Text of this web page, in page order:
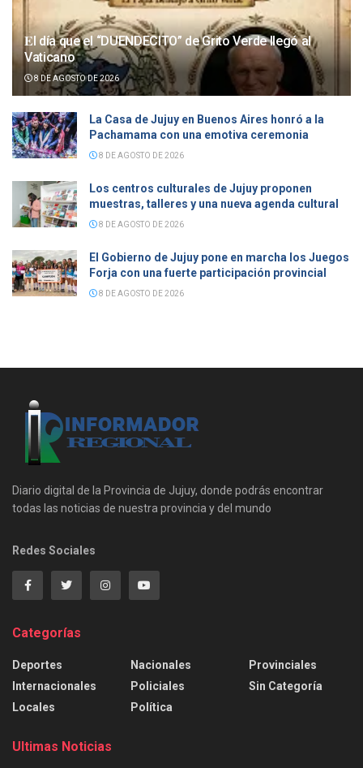
𝐄l día que el “DUENDECITO” de Grito Verde llegó al
Vaticano
8 DE AGOSTO DE 2026
La Casa de Jujuy en Buenos Aires honró a la
Pachamama con una emotiva ceremonia
8 DE AGOSTO DE 2026
Los centros culturales de Jujuy proponen
muestras, talleres y una nueva agenda cultural
8 DE AGOSTO DE 2026
El Gobierno de Jujuy pone en marcha los Juegos
Forja con una fuerte participación provincial
8 DE AGOSTO DE 2026
Diario digital de la Provincia de Jujuy, donde podrás encontrar
todas las noticias de nuestra provincia y del mundo
Redes Sociales
Categorías
Deportes
Internacionales
Locales
Nacionales
Policiales
Política
Provinciales
Sin Categoría
Ultimas Noticias